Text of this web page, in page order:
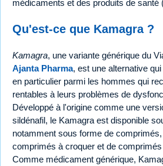
médicaments et des produits de santé
Qu'est-ce que Kamagra ?
Kamagra, une variante générique du
Ajanta Pharma, est une alternative
en particulier parmi les hommes qui
rentables à leurs problèmes de
Développé à l'origine comme une
sildénafil, le Kamagra est disponible
notamment sous forme de
comprimés à croquer et de
Comme médicament générique,